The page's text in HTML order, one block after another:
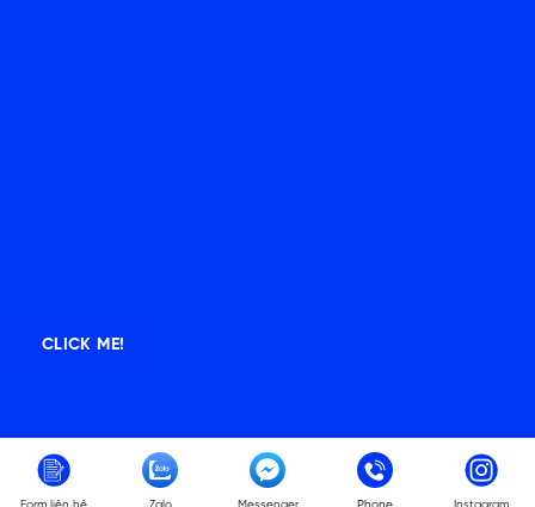
CLICK ME!
Copyright 2026 ©Zenlish